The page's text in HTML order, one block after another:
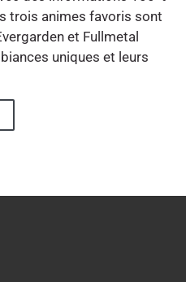
trois animes favoris sont
et Fullmetal
uniques et leurs